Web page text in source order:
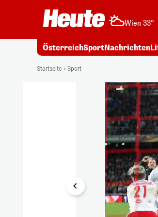
Wien 33°
ÖsterreichSportNachrichten
Startseite Sport